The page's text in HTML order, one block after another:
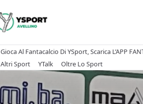
Gioca Al Fantacalcio Di YSport, Scarica L’APP
Altri Sport
YTalk Oltre Lo Sport